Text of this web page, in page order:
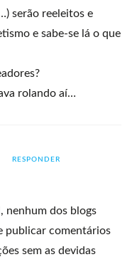
serão reeleitos e
e sabe-se lá o que
rolando aí…
RESPONDER
nenhum dos blogs
publicar comentários
sem as devidas